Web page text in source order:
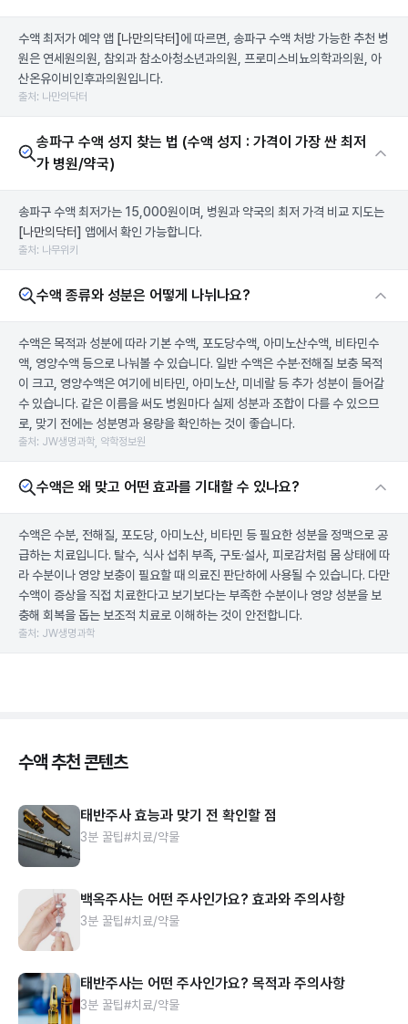
수액 최저가 예약 앱 [나만의닥터] 에 따르면, 송파구 수액 처방 가능한 추천 병
원은 연세원의원, 참외과 참소아청소년과의원, 프로미스비뇨의학과의원, 아
산온유이비인후과의원입니다.
출처: 나만의닥터
송파구 수액 성지 찾는 법 (수액 성지 : 가격이 가장 싼 최저
가 병원/약국)
송파구 수액 최저가는 15,000원이며, 병원과 약국의 최저 가격 비교 지도는
[나만의닥터] 앱에서 확인 가능합니다.
출처: 나무위키
수액 종류와 성분은 어떻게 나뉘나요?
수액은 목적과 성분에 따라 기본 수액, 포도당수액, 아미노산수액, 비타민수
액, 영양수액 등으로 나눠볼 수 있습니다. 일반 수액은 수분·전해질 보충 목적
이 크고, 영양수액은 여기에 비타민, 아미노산, 미네랄 등 추가 성분이 들어갈
수 있습니다. 같은 이름을 써도 병원마다 실제 성분과 조합이 다를 수 있으므
로, 맞기 전에는 성분명과 용량을 확인하는 것이 좋습니다.
출처: JW생명과학, 약학정보원
수액은 왜 맞고 어떤 효과를 기대할 수 있나요?
수액은 수분, 전해질, 포도당, 아미노산, 비타민 등 필요한 성분을 정맥으로 공
급하는 치료입니다. 탈수, 식사 섭취 부족, 구토·설사, 피로감처럼 몸 상태에 따
라 수분이나 영양 보충이 필요할 때 의료진 판단하에 사용될 수 있습니다. 다만
수액이 증상을 직접 치료한다고 보기보다는 부족한 수분이나 영양 성분을 보
충해 회복을 돕는 보조적 치료로 이해하는 것이 안전합니다.
출처: JW생명과학
수액 추천 콘텐츠
태반주사 효능과 맞기 전 확인할 점
3분 꿀팁#치료/약물
백옥주사는 어떤 주사인가요? 효과와 주의사항
3분 꿀팁#치료/약물
태반주사는 어떤 주사인가요? 목적과 주의사항
3분 꿀팁#치료/약물